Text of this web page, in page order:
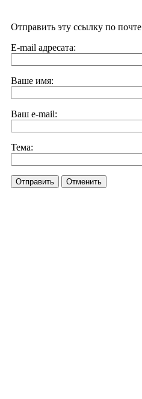
Отправить эту ссылку по почте
E-mail адресата:
Ваше имя:
Ваш e-mail:
Тема:
Отправить Отменить